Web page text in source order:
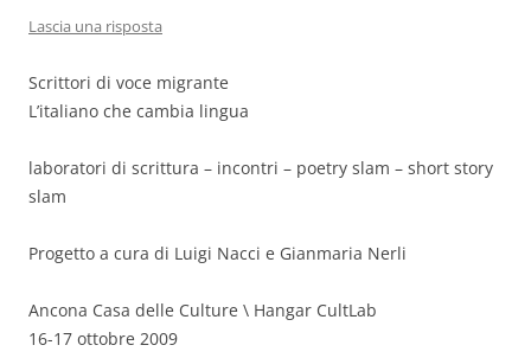
Lascia una risposta
Scrittori di voce migrante
L’italiano che cambia lingua
laboratori di scrittura – incontri – poetry slam – short story
slam
Progetto a cura di Luigi Nacci e Gianmaria Nerli
Ancona Casa delle Culture \ Hangar CultLab
16-17 ottobre 2009